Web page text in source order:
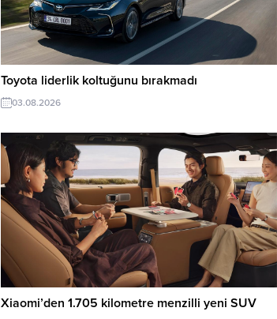
Toyota liderlik koltuğunu bırakmadı
03.08.2026
Xiaomi’den 1.705 kilometre menzilli yeni SUV